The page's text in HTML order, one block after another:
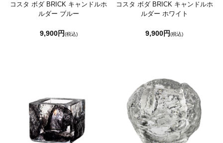
コスタ ボダ BRICK キャンドルホ
ルダー ブルー
9,900円(税込)
コスタ ボダ BRICK キャンドルホ
ルダー ホワイト
9,900円(税込)